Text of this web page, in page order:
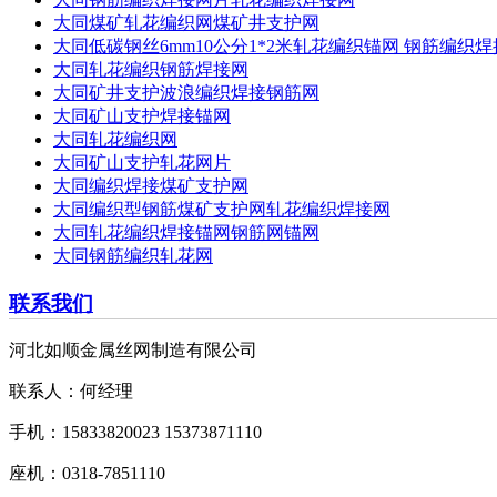
大同煤矿轧花编织网煤矿井支护网
大同低碳钢丝6mm10公分1*2米轧花编织锚网 钢筋编织
大同轧花编织钢筋焊接网
大同矿井支护波浪编织焊接钢筋网
大同矿山支护焊接锚网
大同轧花编织网
大同矿山支护轧花网片
大同编织焊接煤矿支护网
大同编织型钢筋煤矿支护网轧花编织焊接网
大同轧花编织焊接锚网钢筋网锚网
大同钢筋编织轧花网
联系我们
河北如顺金属丝网制造有限公司
联系人：何经理
手机：15833820023 15373871110
座机：0318-7851110